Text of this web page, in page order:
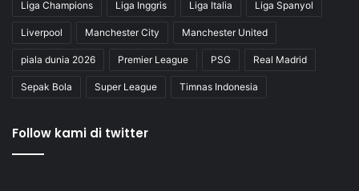
Liga Champions Liga Inggris Liga Italia Liga Spanyol
Liverpool Manchester City Manchester United
piala dunia 2026 Premier League PSG Real Madrid
Sepak Bola Super League Timnas Indonesia
Follow kami di twitter